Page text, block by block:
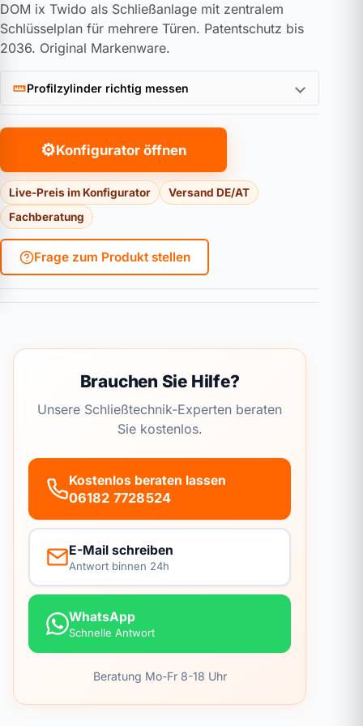
DOM ix Twido als Schließanlage mit zentralem
Schlüsselplan für mehrere Türen. Patentschutz bis
2036. Original Markenware.
Profilzylinder richtig messen
⚙Konfigurator öffnen
Live-Preis im Konfigurator
Versand DE/AT
Fachberatung
Frage zum Produkt stellen
Brauchen Sie Hilfe?
Unsere Schließtechnik-Experten beraten
Sie kostenlos.
Kostenlos beraten lassen
06182 7728524
E-Mail schreiben
Antwort binnen 24h
WhatsApp
Schnelle Antwort
Beratung Mo-Fr 8-18 Uhr